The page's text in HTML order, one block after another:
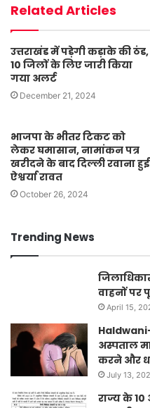
Related Articles
उत्तराखंड में पड़ेगी कड़ाके की ठंड,
10 जिलों के लिए जारी किया
गया अलर्ट
December 21, 2024
भाजपा के भीतर टिकट को
लेकर घमासान, नामांकन पत्र
खरीदने के बाद दिल्ली रवाना हुई
ऐश्वर्या रावत
October 26, 2024
Trending News
वाहनों पर
April 15,
अस्पताल
करने और
July 13,
राज्य के